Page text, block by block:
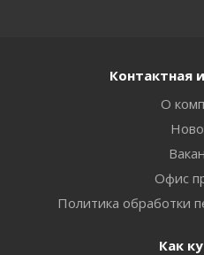
Контактная
О
Офис
Политика обработки
Как